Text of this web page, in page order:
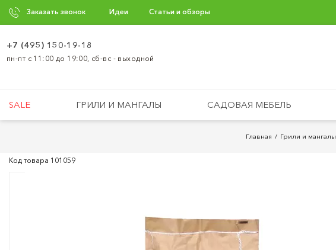
Заказать звонок Идеи Статьи и обзоры
+7 (495) 150-19-18
пн-пт с 11:00 до 19:00, сб-вс - выходной
SALE ГРИЛИ И МАНГАЛЫ САДОВАЯ МЕБЕЛЬ
Главная Грили и мангалы
Код товара 101059